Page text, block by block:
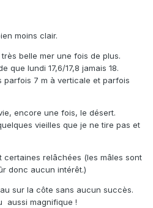
moins clair.
belle mer une fois de plus.
que lundi 17,6/17,8 jamais 18.
parfois 7 m à verticale et parfois
encore une fois, le désert.
vieilles que je ne tire pas et
certaines relâchées (les mâles sont
donc aucun intérêt.)
sur la côte sans aucun succès.
aussi magnifique !